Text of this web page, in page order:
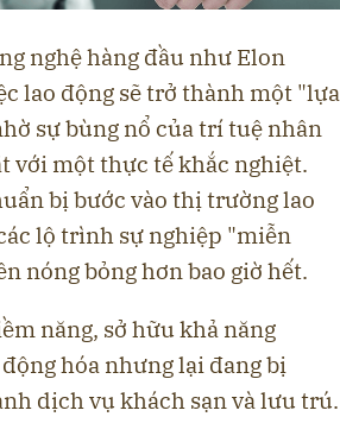
nghệ hàng đầu như Elon
lao động sẽ trở thành một "lựa
sự bùng nổ của trí tuệ nhân
với một thực tế khắc nghiệt.
bị bước vào thị trường lao
lộ trình sự nghiệp "miễn
nóng bỏng hơn bao giờ hết.
năng, sở hữu khả năng
hóa nhưng lại đang bị
dịch vụ khách sạn và lưu trú.